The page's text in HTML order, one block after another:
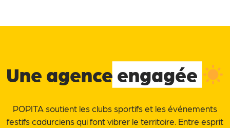
Une agence engagée
POPITA soutient les clubs sportifs et les événements
festifs cadurciens qui font vibrer le territoire. Entre esprit